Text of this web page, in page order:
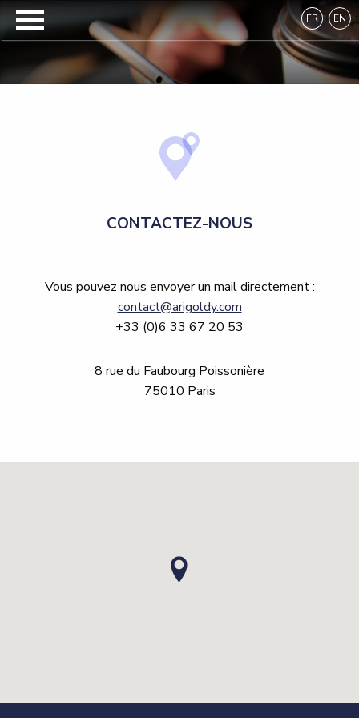
FR EN
CONTACTEZ-NOUS
Vous pouvez nous envoyer un mail directement :
contact@arigoldy.com
+33 (0)6 33 67 20 53
8 rue du Faubourg Poissonière
75010 Paris